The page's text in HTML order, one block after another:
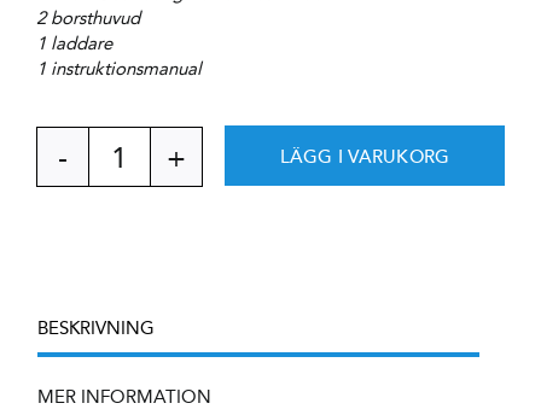
2 borsthuvud
1 laddare
1 instruktionsmanual
EKULF
Oscillating
LÄGG I VARUKORG
BESKRIVNING
MER INFORMATION